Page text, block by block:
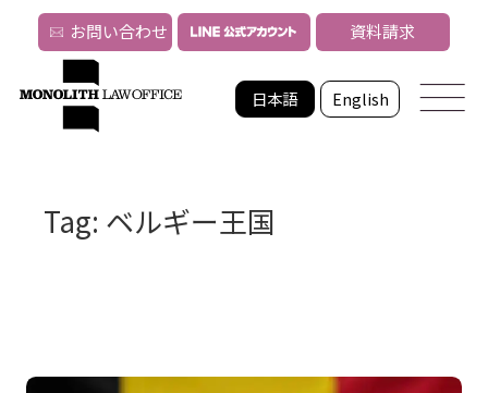
日本語 English
お問い合わせ 資料請求
Tag: ベルギー王国